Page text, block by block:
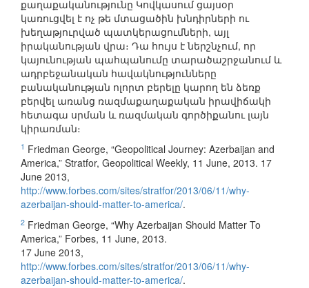
քաղաքականությունը Կովկասում ցայսօր
կառուցվել է ոչ թե մտացածին խնդիրների ու
խեղաթյուրված պատկերացումների, այլ
իրականության վրա։ Դա հույս է ներշնչում, որ
կայունության պահպանումը տարածաշրջանում և
ադրբեջանական հավակնությունները
բանականության ոլորտ բերելը կարող են ձեռք
բերվել առանց ռազմաքաղաքական իրավիճակի
հետագա սրման և ռազմական գործիքանու լայն
կիրառման։
1 Friedman George, “Geopolitical Journey: Azerbaijan and
America,” Stratfor, Geopolitical Weekly, 11 June, 2013. 17
June 2013,
http://www.forbes.com/sites/stratfor/2013/06/11/why-
azerbaijan-should-matter-to-america/.
2 Friedman George, “Why Azerbaijan Should Matter To
America,” Forbes, 11 June, 2013.
17 June 2013,
http://www.forbes.com/sites/stratfor/2013/06/11/why-
azerbaijan-should-matter-to-america/.